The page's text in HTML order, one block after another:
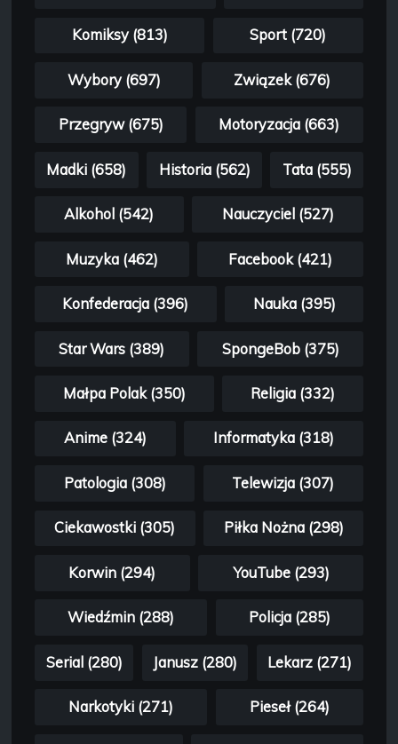
Komiksy (813) Sport (720)
Wybory (697) Związek (676)
Przegryw (675) Motoryzacja (663)
Madki (658) Historia (562) Tata (555)
Alkohol (542) Nauczyciel (527)
Muzyka (462) Facebook (421)
Konfederacja (396) Nauka (395)
Star Wars (389) SpongeBob (375)
Małpa Polak (350) Religia (332)
Anime (324) Informatyka (318)
Patologia (308) Telewizja (307)
Ciekawostki (305) Piłka Nożna (298)
Korwin (294) YouTube (293)
Wiedźmin (288) Policja (285)
Serial (280) Janusz (280) Lekarz (271)
Narkotyki (271) Pieseł (264)